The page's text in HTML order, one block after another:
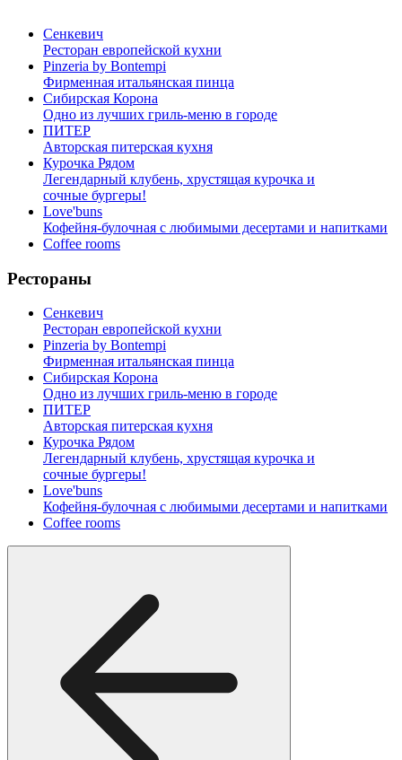
Сенкевич
Ресторан европейской кухни
Pinzeria by Bontempi
Фирменная итальянская пинца
Сибирская Корона
Одно из лучших гриль-меню в городе
ПИТЕР
Авторская питерская кухня
Курочка Рядом
Легендарный клубень, хрустящая курочка и
сочные бургеры!
Love'buns
Кофейня-булочная с любимыми десертами и напитками
Coffee rooms
Рестораны
Сенкевич
Ресторан европейской кухни
Pinzeria by Bontempi
Фирменная итальянская пинца
Сибирская Корона
Одно из лучших гриль-меню в городе
ПИТЕР
Авторская питерская кухня
Курочка Рядом
Легендарный клубень, хрустящая курочка и
сочные бургеры!
Love'buns
Кофейня-булочная с любимыми десертами и напитками
Coffee rooms